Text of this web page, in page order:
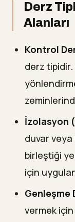
Derz
Alanları
Kontrol
derz
İzolasyon
duvar veya
birleştiği
için
Genleşme
vermek